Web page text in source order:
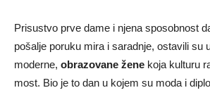
​Prisustvo prve dame i njena sposobnost
pošalje poruku mira i saradnje, ostavili su
moderne, obrazovane žene koja kulturu
most. Bio je to dan u kojem su moda i